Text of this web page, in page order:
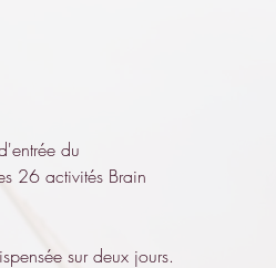
du
26 activités Brain
sur deux jours.